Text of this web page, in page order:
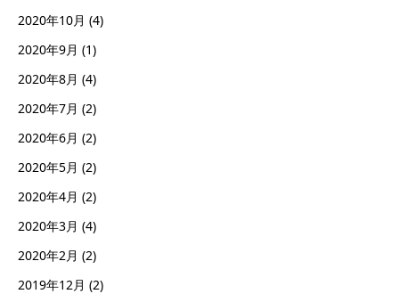
2020年10月 (4)
2020年9月 (1)
2020年8月 (4)
2020年7月 (2)
2020年6月 (2)
2020年5月 (2)
2020年4月 (2)
2020年3月 (4)
2020年2月 (2)
2019年12月 (2)